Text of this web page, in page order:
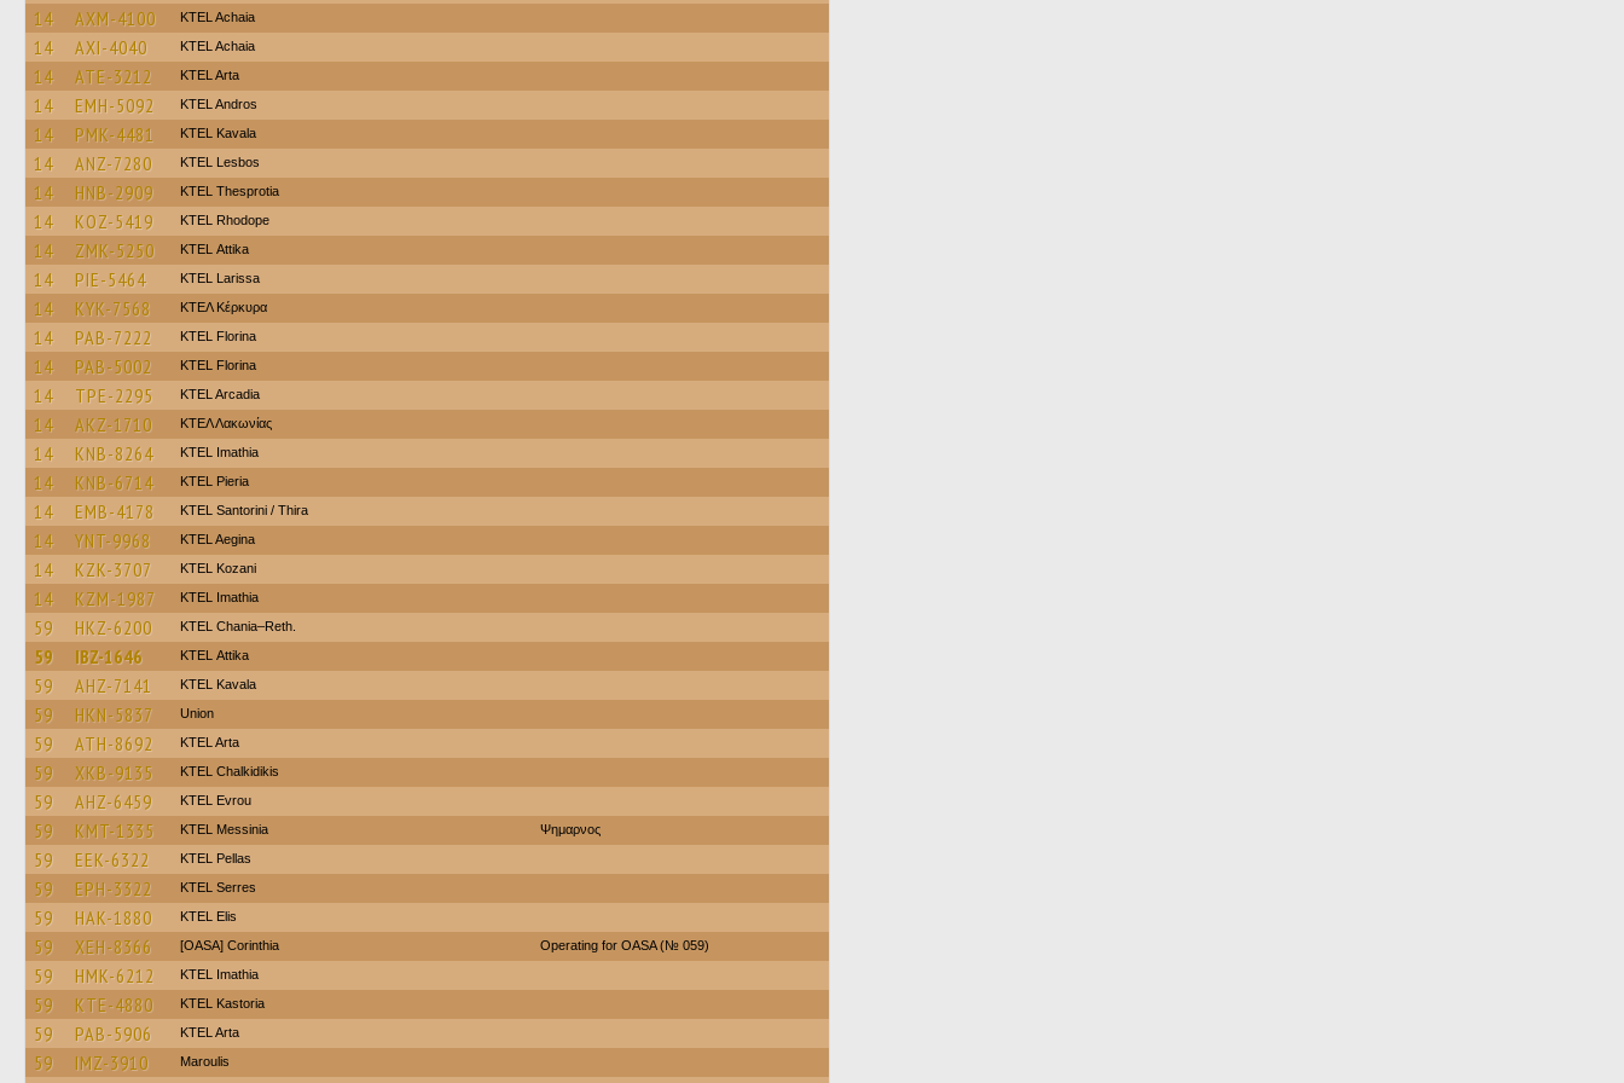
14 AXM-4100 KTEL Achaia
14 AXI-4040 KTEL Achaia
14 ATE-3212 KTEL Arta
14 EMH-5092 KTEL Andros
14 PMK-4481 KTEL Kavala
14 ANZ-7280 KTEL Lesbos
14 HNB-2909 KTEL Thesprotia
14 KOZ-5419 KTEL Rhodope
14 ZMK-5250 KΤΕL Αttika
14 PIE-5464 KTEL Larissa
14 KYK-7568 ΚΤΕΛ Κέρκυρα
14 PAB-7222 KTEL Florina
14 PAB-5002 KTEL Florina
14 TPE-2295 KTEL Arcadia
14 AKZ-1710 ΚΤΕΛ Λακωνίας
14 KNB-8264 KTEL Imathia
14 KNB-6714 KTEL Pieria
14 EMB-4178 KTEL Santorini / Thira
14 YNT-9968 KTEL Aegina
14 KZK-3707 ΚΤΕL Kozani
14 KZM-1987 KTEL Imathia
59 HKZ-6200 KTEL Chania–Reth.
59 IBZ-1646 KΤΕL Αttika
59 AHZ-7141 KTEL Kavala
59 HKN-5837 Union
59 ATH-8692 KTEL Arta
59 XKB-9135 ΚΤΕL Chalkidikis
59 AHZ-6459 KTEL Evrou
59 KMT-1335 KTEL Messinia Ψημαρνος
59 EEK-6322 KTEL Pellas
59 EPH-3322 KTEL Serres
59 HAK-1880 KTEL Elis
59 XEH-8366 [OASA] Corinthia Operating for OASA (№ 059)
59 HMK-6212 KTEL Imathia
59 KTE-4880 KTEL Kastoria
59 PAB-5906 KTEL Arta
59 IMZ-3910 Maroulis